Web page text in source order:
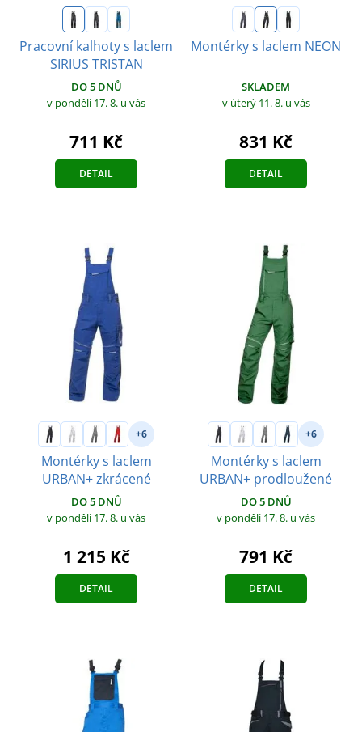
Pracovní kalhoty s laclem
SIRIUS TRISTAN
DO 5 DNŮ
v pondělí 17. 8. u vás
711 Kč
DETAIL
Montérky s laclem NEON
SKLADEM
v úterý 11. 8. u vás
831 Kč
DETAIL
+6
Montérky s laclem
URBAN+ zkrácené
DO 5 DNŮ
v pondělí 17. 8. u vás
1 215 Kč
DETAIL
+6
Montérky s laclem
URBAN+ prodloužené
DO 5 DNŮ
v pondělí 17. 8. u vás
791 Kč
DETAIL